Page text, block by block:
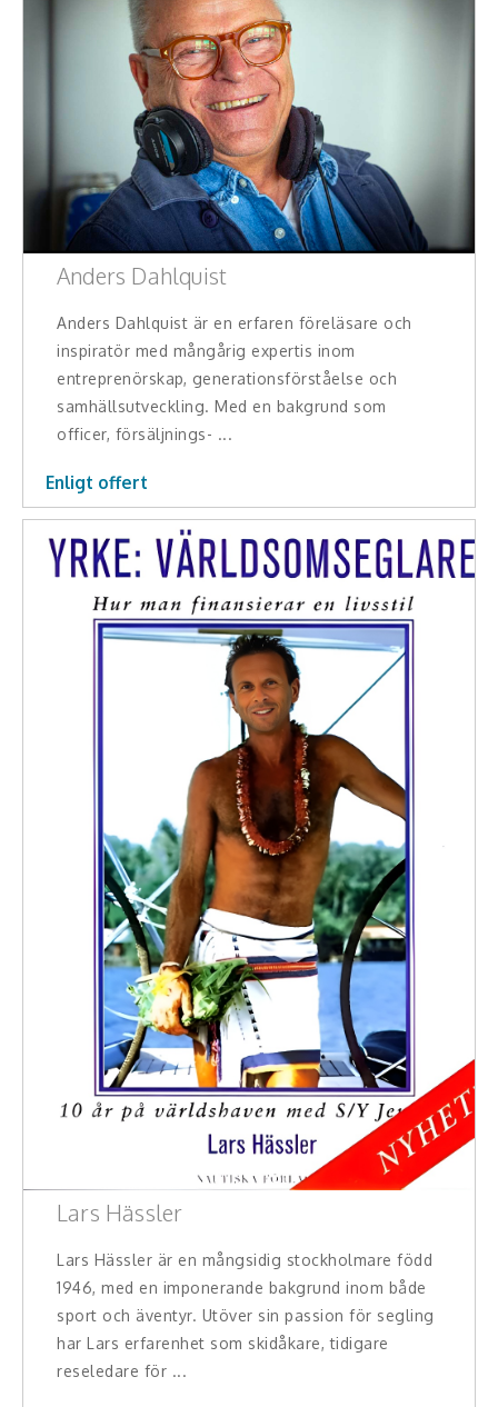
Anders Dahlquist
Anders Dahlquist är en erfaren föreläsare och
inspiratör med mångårig expertis inom
entreprenörskap, generationsförståelse och
samhällsutveckling. Med en bakgrund som
officer, försäljnings- ...
Enligt offert
Lars Hässler
Lars Hässler är en mångsidig stockholmare född
1946, med en imponerande bakgrund inom både
sport och äventyr. Utöver sin passion för segling
har Lars erfarenhet som skidåkare, tidigare
reseledare för ...